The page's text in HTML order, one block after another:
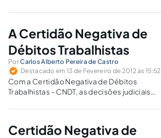
requisito de habilitação em procedimentos
de Débitos Trabalhistas – CNDT.
A Certidão Negativa de
Débitos Trabalhistas
PorCarlos Alberto Pereira de Castro
Destacado em 13 de Fevereiro de 2012 às 15:52
Com a Certidão Negativa de Débitos
Trabalhistas - CNDT, as decisões judiciais
respeitadas e cumpridas, sob pena de ter o
inadimplente.
Certidão Negativa de